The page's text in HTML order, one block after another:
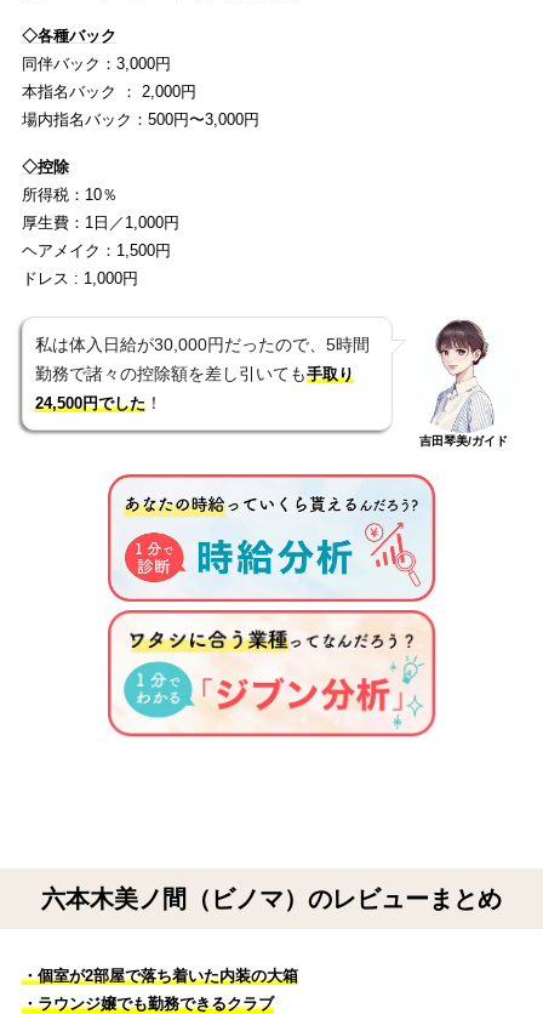
◇各種バック
同伴バック：3,000円
本指名バック ： 2,000円
場内指名バック：500円〜3,000円
◇控除
所得税：10％
厚生費：1日／1,000円
ヘアメイク：1,500円
ドレス : 1,000円
私は体入日給が30,000円だったので、5時間
勤務で諸々の控除額を差し引いても手取り
24,500円でした！
吉田琴美/ガイド
六本木美ノ間（ビノマ）のレビューまとめ
・個室が2部屋で落ち着いた内装の大箱
・ラウンジ嬢でも勤務できるクラブ